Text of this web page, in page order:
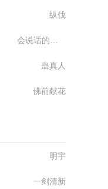
纵伐
蛊真人
佛前献花
明宇
一剑清新